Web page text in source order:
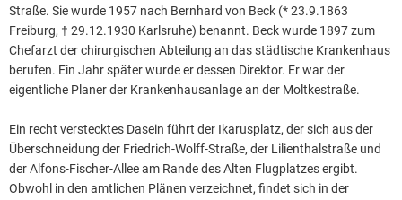
Straße. Sie wurde 1957 nach Bernhard von Beck (* 23.9.1863
Freiburg, † 29.12.1930 Karlsruhe) benannt. Beck wurde 1897 zum
Chefarzt der chirurgischen Abteilung an das städtische Krankenhaus
berufen. Ein Jahr später wurde er dessen Direktor. Er war der
eigentliche Planer der Krankenhausanlage an der Moltkestraße.
Ein recht verstecktes Dasein führt der Ikarusplatz, der sich aus der
Überschneidung der Friedrich-Wolff-Straße, der Lilienthalstraße und
der Alfons-Fischer-Allee am Rande des Alten Flugplatzes ergibt.
Obwohl in den amtlichen Plänen verzeichnet, findet sich in der